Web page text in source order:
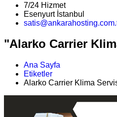
7/24 Hizmet
Esenyurt İstanbul
"Alarko Carrier
Ana Sayfa
Etiketler
Alarko Carrier Klima